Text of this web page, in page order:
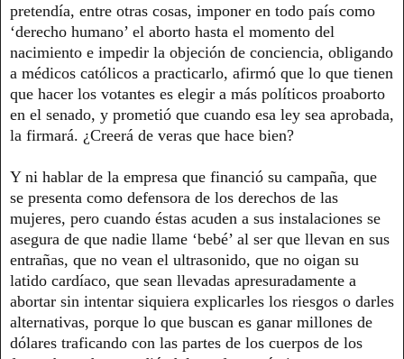
pretendía, entre otras cosas, imponer en todo país como
‘derecho humano’ el aborto hasta el momento del
nacimiento e impedir la objeción de conciencia, obligando
a médicos católicos a practicarlo, afirmó que lo que tienen
que hacer los votantes es elegir a más políticos proaborto
en el senado, y prometió que cuando esa ley sea aprobada,
la firmará. ¿Creerá de veras que hace bien?
Y ni hablar de la empresa que financió su campaña, que
se presenta como defensora de los derechos de las
mujeres, pero cuando éstas acuden a sus instalaciones se
asegura de que nadie llame ‘bebé’ al ser que llevan en sus
entrañas, que no vean el ultrasonido, que no oigan su
latido cardíaco, que sean llevadas apresuradamente a
abortar sin intentar siquiera explicarles los riesgos o darles
alternativas, porque lo que buscan es ganar millones de
dólares traficando con las partes de los cuerpos de los